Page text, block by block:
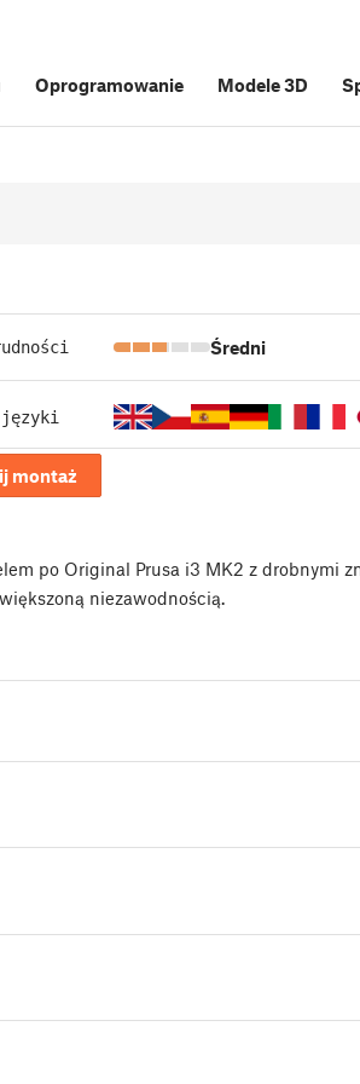
Oprogramowanie Modele 3D
Średni
języki
montaż
po Original Prusa i3 MK2 z drobnymi
niezawodnością.